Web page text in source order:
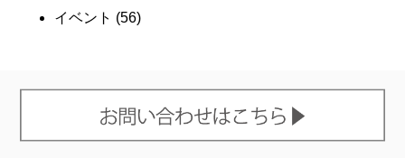
イベント (56)